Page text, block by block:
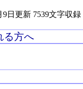
9日更新 7539文字収録
る方へ